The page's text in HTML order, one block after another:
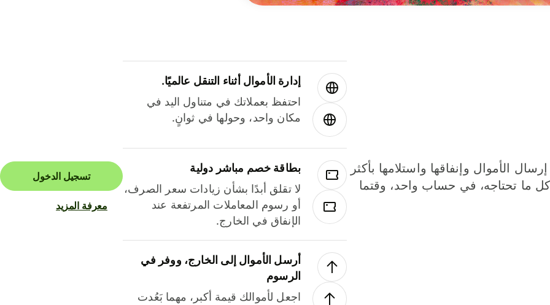
الأموال وإنفاقها واستلامها بأكثر
كل ما تحتاجه، في حساب واحد، وقتما
إدارة الأموال أثناء التنقل عالميًا.
احتفظ بعملاتك في متناول اليد في
مكان واحد، وحولها في ثوانٍ.
بطاقة خصم مباشر دولية
لا تقلق أبدًا بشأن زيادات سعر الصرف،
أو رسوم المعاملات المرتفعة عند
الإنفاق في الخارج.
أرسل الأموال إلى الخارج، ووفر في
الرسوم
اجعل لأموالك قيمة أكبر، مهما بَعُدت
تسجيل الدخول
معرفة المزيد